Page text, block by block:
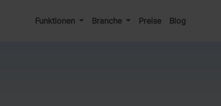
Funktionen Branche Preise Blog